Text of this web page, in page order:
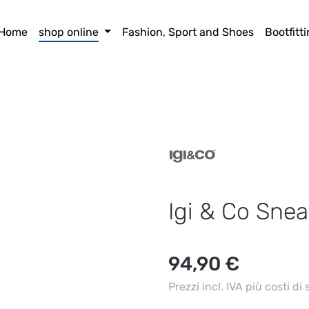
shop online Fashion, Sport and Shoes
Igi & Co
Prezzo normale:
94,90 €
Prezzi incl. IVA più costi di